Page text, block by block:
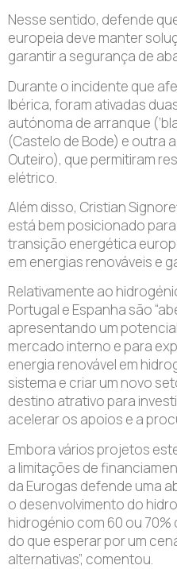
Nesse sentido, defende
europeia deve manter
garantir a segurança de
Durante o incidente que
Ibérica, foram ativadas
autónoma de arranque
(Castelo de Bode) e outra
Outeiro), que permitiram
elétrico.
Além disso, Cristian
está bem posicionado
transição energética
em energias renováveis e
Relativamente ao
Portugal e Espanha são
apresentando um
mercado interno e para
energia renovável em
sistema e criar um novo
destino atrativo para
acelerar os apoios e a
Embora vários projetos
a limitações de
da Eurogas defende uma
o desenvolvimento do
hidrogénio com 60 ou
do que esperar por um
alternativas”, comentou.